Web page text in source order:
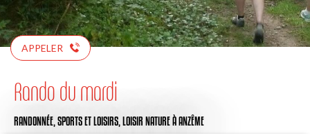
APPELER
Rando du mardi
RANDONNÉE, SPORTS ET LOISIRS, LOISIR NATUREÀ ANZÊME